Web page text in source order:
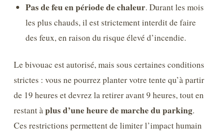
Pas de feu en période de chaleur. Durant les mois
les plus chauds, il est strictement interdit de faire
des feux, en raison du risque élevé d’incendie.
Le bivouac est autorisé, mais sous certaines conditions
strictes : vous ne pourrez planter votre tente qu’à partir
de 19 heures et devrez la retirer avant 9 heures, tout en
restant àplus d’une heure de marche du parking.
Ces restrictions permettent de limiter l’impact humain